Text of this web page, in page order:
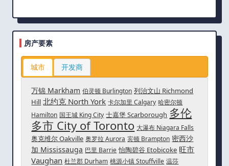
房产要素
城市 开发商
万锦 Markham 伯灵顿 Burlington 列治文山 Richmond
Hill 北约克 North York 卡尔加里 Calgary 哈密尔顿
Hamilton 国王城 King City 士嘉堡 Scarborough 多伦
多市 City of Toronto 大瀑布 Niagara Falls
奥克维尔 Oakville 奥罗拉 Aurora 宾顿 Brampton 密西沙
加 Mississauga 巴里 Barrie 怡陶碧谷 Etobicoke 旺市
Vaughan 杜兰郡 Durham 桃源小镇 Stouffville 温莎